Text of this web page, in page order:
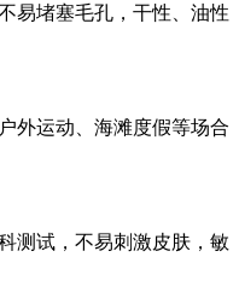
易堵塞毛孔，干性、油性
外运动、海滩度假等场合
测试，不易刺激皮肤，敏